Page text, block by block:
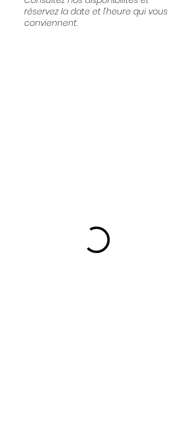
réservez la date et l'heure qui vous
conviennent.